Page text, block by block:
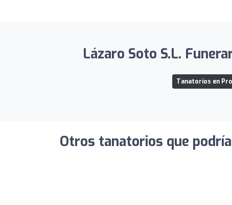
Lázaro Soto S.L.
Tanatorios en
Otros tanatorios que